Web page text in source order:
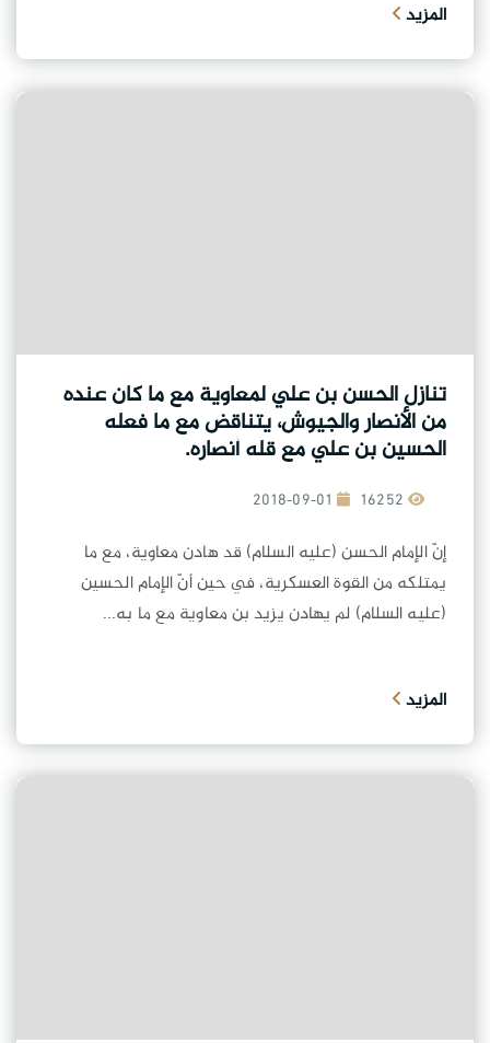
المزيد
تنازل الحسن بن علي لمعاوية مع ما كان عنده
من الأنصار والجيوش، يتناقض مع ما فعله
الحسين بن علي مع قله أنصاره.
2018-09-01
إنّ الإمام الحسن (عليه السلام) قد هادن معاوية، مع ما
يمتلكه من القوة العسكرية، في حين أنّ الإمام الحسين
(عليه السلام) لم يهادن يزيد بن معاوية مع ما به...
المزيد